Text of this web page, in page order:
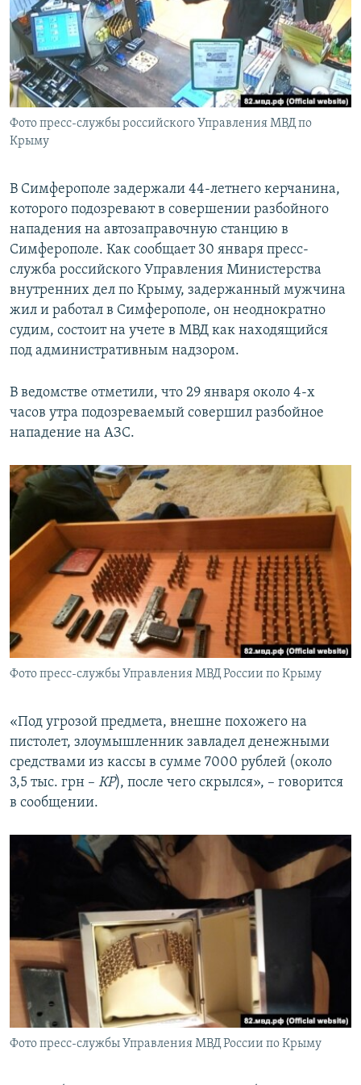
ПОБЕДИТЕЛЕЙ НЕ СУДЯТ?
КРЫМ.НЕПОКОРЕННЫЙ
ELIFBE
УКРАИНСКАЯ ПРОБЛЕМА КРЫМА
ПРИСОЕДИНЯЙТЕСЬ!
Все сайты RFE/RL
Фото пресс-службы российского Управления МВД по
Крыму
В Симферополе задержали 44-летнего керчанина,
которого подозревают в совершении разбойного
нападения на автозаправочную станцию в
Симферополе. Как сообщает 30 января пресс-
служба российского Управления Министерства
внутренних дел по Крыму, задержанный мужчина
жил и работал в Симферополе, он неоднократно
судим, состоит на учете в МВД как находящийся
под административным надзором.
В ведомстве отметили, что 29 января около 4-х
часов утра подозреваемый совершил разбойное
нападение на АЗС.
Фото пресс-службы Управления МВД России по Крыму
«Под угрозой предмета, внешне похожего на
пистолет, злоумышленник завладел денежными
средствами из кассы в сумме 7000 рублей (около
3,5 тыс. грн – КР), после чего скрылся», – говорится
в сообщении.
Фото пресс-службы Управления МВД России по Крыму